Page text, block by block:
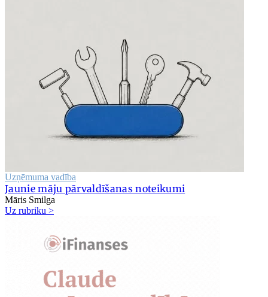
Uzņēmuma vadība
Jaunie māju pārvaldīšanas noteikumi
Māris Smilga
Uz rubriku >